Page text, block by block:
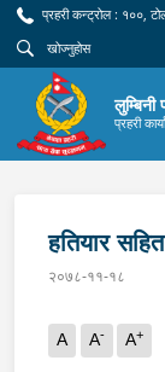
प्रहरी कन्ट्रोल : १००,
लुम्बिनी
प्रहरी
हतियार
२०७८-११-१८
A A- A+